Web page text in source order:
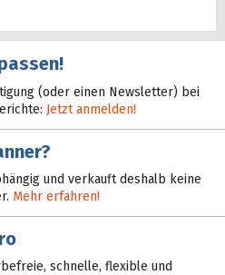
(oder einen Newsletter) bei
Jetzt anmelden!
und verkauft deshalb keine
Mehr erfahren!
schnelle, flexible und